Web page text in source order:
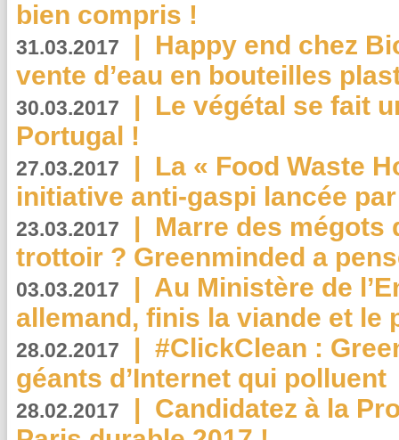
bien compris !
31.03.2017 | Happy end chez
vente d’eau en bouteilles
30.03.2017 | Le végétal se fait
Portugal !
27.03.2017 | La « Food Waste
initiative anti-gaspi lancée
23.03.2017 | Marre des mégots
trottoir ? Greenminded a
03.03.2017 | Au Ministère de
allemand, finis la viande et le
28.02.2017 | #ClickClean :
géants d’Internet qui polluent
28.02.2017 | Candidatez à la